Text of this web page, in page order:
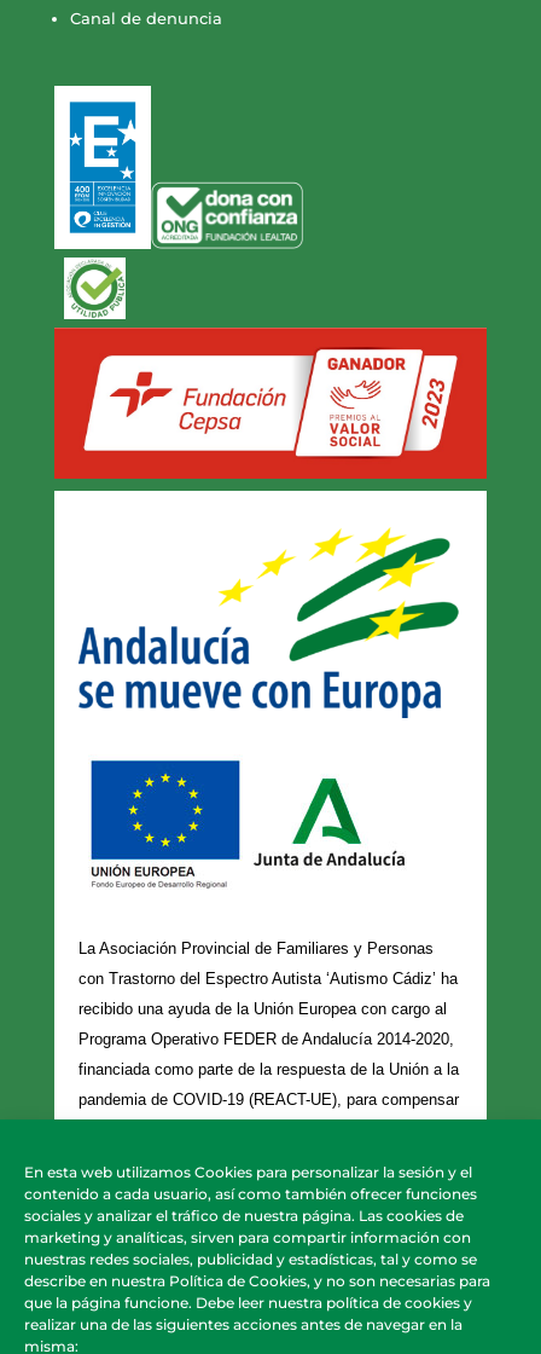
En esta web utilizamos Cookies para personalizar la sesión y el
contenido a cada usuario, así como también ofrecer funciones
sociales y analizar el tráfico de nuestra página. Las cookies de
marketing y analíticas, sirven para compartir información con
nuestras redes sociales, publicidad y estadísticas, tal y como se
describe en nuestra Política de Cookies, y no son necesarias para
que la página funcione. Debe leer nuestra política de cookies y
realizar una de las siguientes acciones antes de navegar en la
misma:
Canal de denuncia
La Asociación Provincial de Familiares y Personas
con Trastorno del Espectro Autista ‘Autismo Cádiz’ ha
recibido una ayuda de la Unión Europea con cargo al
Programa Operativo FEDER de Andalucía 2014-2020,
financiada como parte de la respuesta de la Unión a la
pandemia de COVID-19 (REACT-UE), para compensar
afectados por el incremento de los precios del gas
natural y la electricidad provocados por el impacto de
la guerra de agresión de Rusia contra Ucrania.